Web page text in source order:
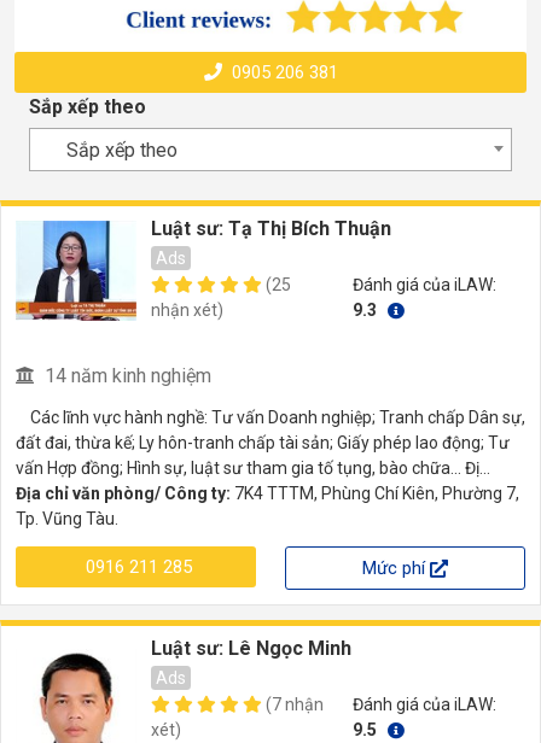
0905 206 381
Sắp xếp theo
Sắp xếp theo
Luật sư: Tạ Thị Bích Thuận
Ads
(25
nhận xét)
Đánh giá của iLAW:
9.3
14 năm kinh nghiệm
Các lĩnh vực hành nghề: Tư vấn Doanh nghiệp; Tranh chấp Dân sự,
đất đai, thừa kế; Ly hôn-tranh chấp tài sản; Giấy phép lao động; Tư
vấn Hợp đồng; Hình sự, luật sư tham gia tố tụng, bào chữa... Đị...
Địa chỉ văn phòng/ Công ty: 7K4 TTTM, Phùng Chí Kiên, Phường 7,
Tp. Vũng Tàu.
0916 211 285 Mức phí
Luật sư: Lê Ngọc Minh
Ads
(7 nhận
xét)
Đánh giá của iLAW:
9.5